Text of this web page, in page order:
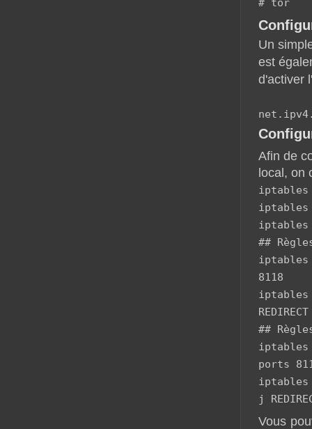
# tor
Un
est
d'activer
Afin de
local, on
iptables
iptables
##
iptables
8118
##
iptables
ports
iptables
j
Vous